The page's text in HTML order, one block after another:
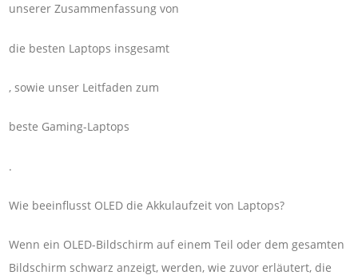
unserer Zusammenfassung von
die besten Laptops insgesamt
, sowie unser Leitfaden zum
beste Gaming-Laptops
.
Wie beeinflusst OLED die Akkulaufzeit von Laptops?
Wenn ein OLED-Bildschirm auf einem Teil oder dem gesamten
Bildschirm schwarz anzeigt, werden, wie zuvor erläutert, die